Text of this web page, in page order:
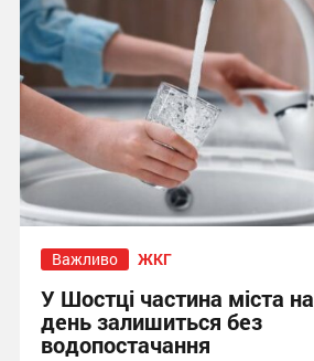
Важливо ЖКГ
У Шостці частина міста на
день залишиться без
водопостачання